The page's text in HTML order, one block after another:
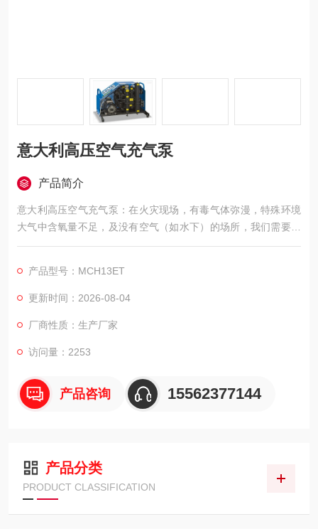
意大利高压空气充气泵
产品简介
意大利高压空气充气泵：在火灾现场，有毒气体弥漫，特殊环境
大气中含氧量不足，及没有空气（如水下）的场所，我们需要清
洁且能够持续供气的呼吸空气压缩机为生命提供续供气。
产品型号：MCH13ET
更新时间：2026-08-04
厂商性质：生产厂家
访问量：2253
产品咨询 15562377144
产品分类
PRODUCT CLASSIFICATION